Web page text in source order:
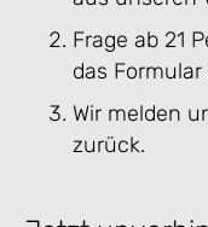
Frage ab 21
das Formular
Wir melden
zurück.